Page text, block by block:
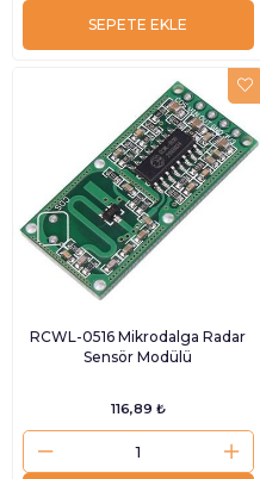
SEPETE EKLE
RCWL-0516 Mikrodalga Radar
Sensör Modülü
116,89 ₺